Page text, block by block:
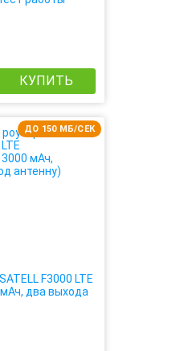
КУПИТЬ
ДО 150 МБ/СЕК
F3000 LTE
два выхода